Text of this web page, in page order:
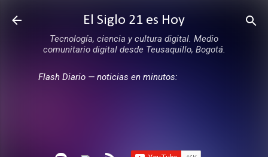
Ir al contenido principal
El Siglo 21 es Hoy
Tecnología, ciencia y cultura digital. Medio
comunitario digital desde Teusaquillo, Bogotá.
Flash Diario — noticias en minutos: